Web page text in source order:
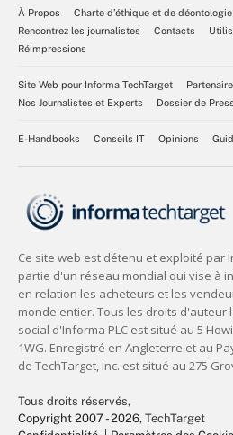
À Propos
Charte d’éthique et de déontologie
Rencontrez les journalistes
Contacts
Réimpressions
Site Web pour Informa TechTarget
Nos Journalistes et Experts
Dossier de
E-Handbooks Conseils IT Opinions
Tous droits réservés,
Copyright 2007 - 2026, TechTarget